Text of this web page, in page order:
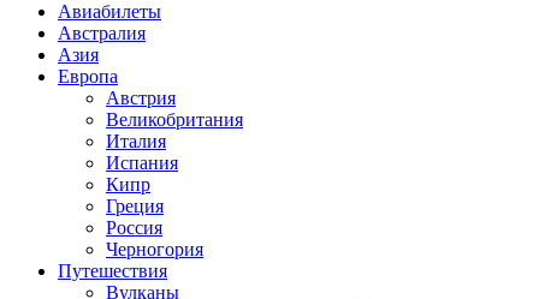
Авиабилеты
Австралия
Азия
Европа
Австрия
Великобритания
Италия
Испания
Кипр
Греция
Россия
Черногория
Путешествия
Вулканы